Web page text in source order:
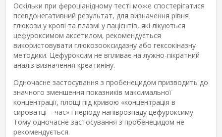
Оскільки при фероціанідному тесті може спостерігатися
псевдонегативний результат, для визначення рівня
глюкози у крові та плазмі у пацієнтів, які лікуються
цефуроксимом аксетилом, рекомендується
використовувати глюкозооксидазну або гексокіназну
методики. Цефуроксим не впливає на лужно-пікратний
аналіз визначення креатиніну.
Одночасне застосування з пробенецидом призводить до
значного зменшення показників максимальної
концентрації, площі під кривою «концентрація в
сироватці – час» і періоду напіврозпаду цефуроксиму.
Тому одночасне застосування з пробенецидом не
рекомендується.